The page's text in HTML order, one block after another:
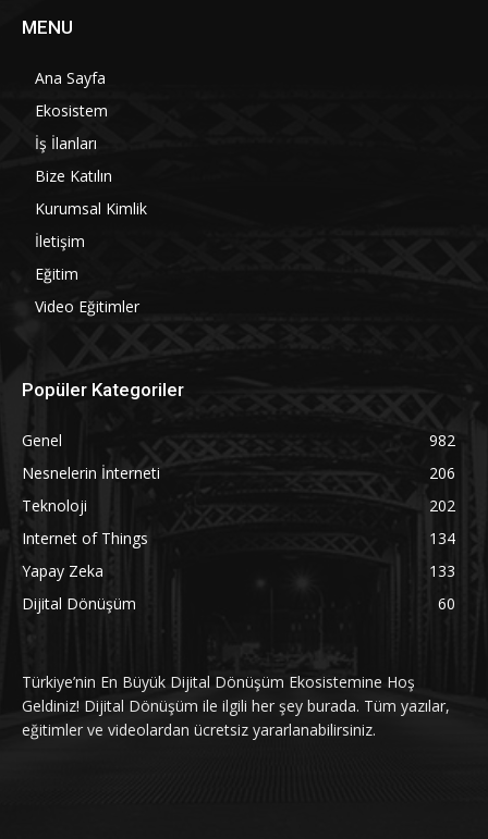
MENU
Ana Sayfa
Ekosistem
İş İlanları
Bize Katılın
Kurumsal Kimlik
İletişim
Eğitim
Video Eğitimler
Popüler Kategoriler
Genel
982
Nesnelerin İnterneti
206
Teknoloji
202
Internet of Things
134
Yapay Zeka
133
Dijital Dönüşüm
60
Türkiye’nin En Büyük Dijital Dönüşüm Ekosistemine Hoş
Geldiniz! Dijital Dönüşüm ile ilgili her şey burada. Tüm yazılar,
eğitimler ve videolardan ücretsiz yararlanabilirsiniz.